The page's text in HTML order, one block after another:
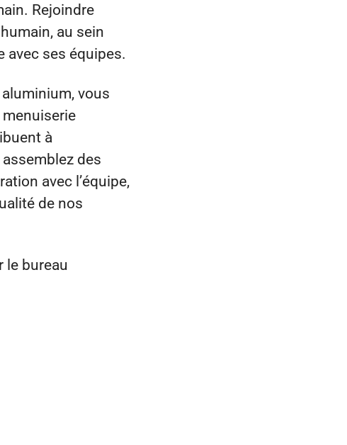
Rejoindre
au sein
avec ses équipes.
vous
à
des
avec l’équipe,
de nos
le bureau